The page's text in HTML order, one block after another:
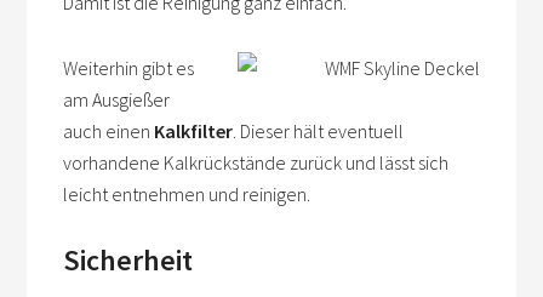
Weiterhin gibt es
am Ausgießer
auch einen Kalkfilter. Dieser hält eventuell
vorhandene Kalkrückstände zurück und lässt sich
leicht entnehmen und reinigen.
Sicherheit